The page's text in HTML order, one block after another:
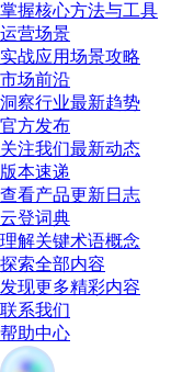
掌握核心方法与工具
运营场景
实战应用场景攻略
市场前沿
洞察行业最新趋势
官方发布
关注我们最新动态
版本速递
查看产品更新日志
云登词典
理解关键术语概念
探索全部内容
发现更多精彩内容
联系我们
帮助中心